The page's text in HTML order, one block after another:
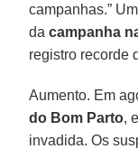
campanhas.”
dacampanha
registro recorde
Aumento. Em
do Bom Parto,
invadida. Os